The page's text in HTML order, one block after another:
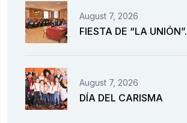
August 7, 2026
FIESTA DE “LA UNIÓN”.
August 7, 2026
DÍA DEL CARISMA